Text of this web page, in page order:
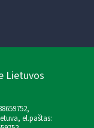
Lietuvos
el.paštas: